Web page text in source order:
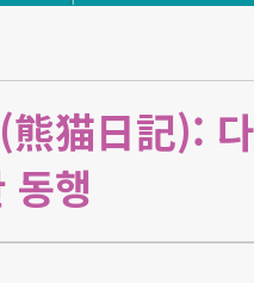
熊猫日記):
동행